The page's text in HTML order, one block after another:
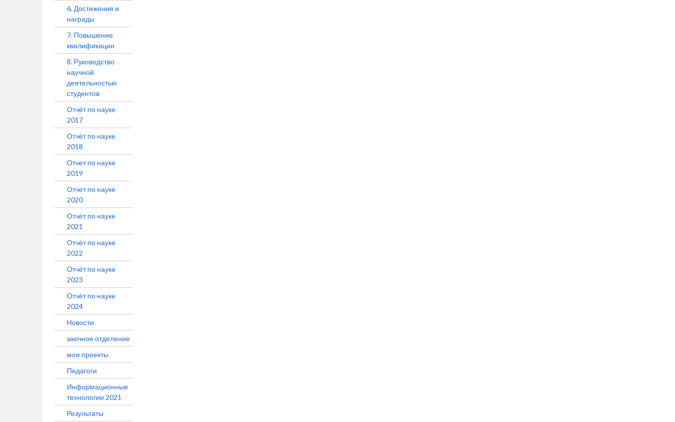
6. Достижения и
награды
7. Повышение
квалификации
8. Руководство
научной
деятельностью
студентов
Отчёт по науке
2017
Отчёт по науке
2018
Отчет по науке
2019
Отчет по науке
2020
Отчёт по науке
2021
Отчёт по науке
2022
Отчёт по науке
2023
Отчёт по науке
2024
Новости
заочное отделение
мои проекты
Педагоги
Информационные
технологии 2021
Результаты